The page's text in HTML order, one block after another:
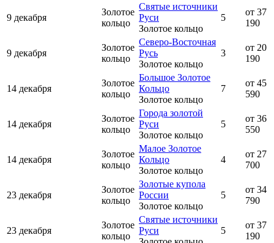
9 декабря
Золотое
кольцо
Святые источники
Руси
Золотое кольцо
5
от 37
190
9 декабря
Золотое
кольцо
Северо-Восточная
Русь
Золотое кольцо
3
от 20
190
14 декабря
Золотое
кольцо
Большое Золотое
Кольцо
Золотое кольцо
7
от 45
590
14 декабря
Золотое
кольцо
Города золотой
Руси
Золотое кольцо
5
от 36
550
14 декабря
Золотое
кольцо
Малое Золотое
Кольцо
Золотое кольцо
4
от 27
700
23 декабря
Золотое
кольцо
Золотые купола
России
Золотое кольцо
5
от 34
790
23 декабря
Золотое
кольцо
Святые источники
Руси
5
от 37
190